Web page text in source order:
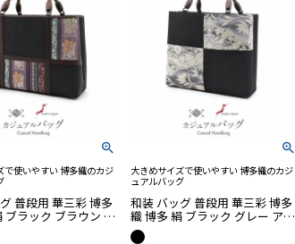
で使いやすい 博多織のカジ
普段用 華三彩 博多
ブラック ブラウン 灰
上柄 日本製 伝統工
大きめサイズで使いやすい 博多織のカジ
ュアルバッグ
和装 バッグ 普段用 華三彩 博多
織 博多 絹 ブラック グレー アイ
ボリー 唐花 日本製 伝統工芸品